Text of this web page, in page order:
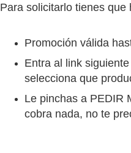
Para solicitarlo tienes que
Promoción válida
Entra al link siguiente
selecciona que
Le pinchas a PEDIR
cobra nada, no te